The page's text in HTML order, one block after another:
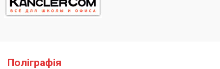
Поліграфія